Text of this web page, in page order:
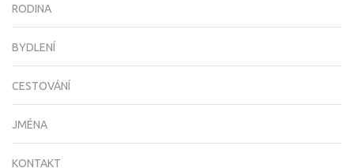
RODINA
BYDLENÍ
CESTOVÁNÍ
JMÉNA
KONTAKT